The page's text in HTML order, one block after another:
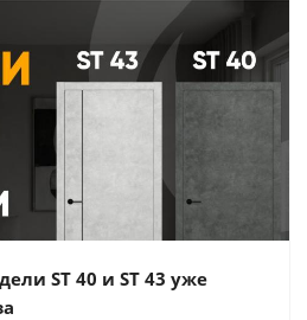
ST 40 и ST 43 уже